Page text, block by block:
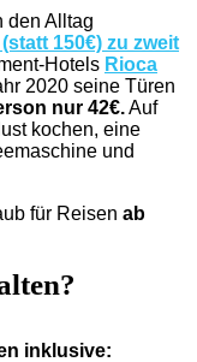
den Alltag
150€) zu zweit
Hotels Rioca
2020 seine Türen
nur 42€.Auf
kochen, eine
und
für Reisen ab
inklusive: